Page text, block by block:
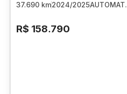
37.690 km2024/2025AUTOMAT.
R$ 158.790